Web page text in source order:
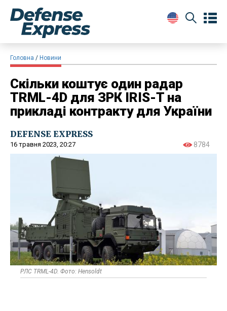
Головна Новини
Скільки коштує один радар
TRML-4D для ЗРК IRIS-T на
прикладі контракту для України
DEFENSE EXPRESS
16 травня 2023, 20:27 8784
РЛС TRML-4D. Фото: Hensoldt